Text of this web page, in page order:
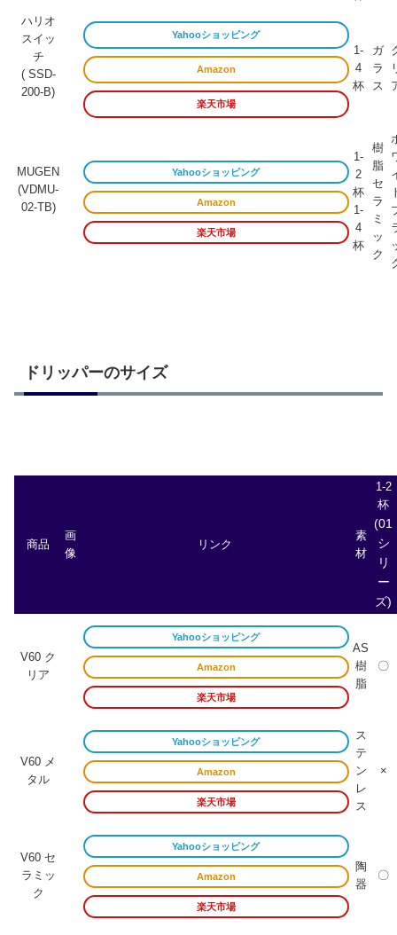
ハリオ
スイッ
チ
( SSD-
200-B)
Yahooショッピング
Amazon
楽天市場
1-
4
杯
ガ
ラ
ス
MUGEN
(VDMU-
02-TB)
Yahooショッピング
Amazon
楽天市場
1-
2
杯
1-
4
杯
樹
脂
セ
ラ
ミ
ッ
ク
ドリッパーのサイズ
商品
画
像
リンク
素
材
1-2
杯
(01
シ
リ
ー
ズ)
V60 ク
リア
Yahooショッピング
Amazon
楽天市場
AS
樹
脂
〇
V60 メ
タル
Yahooショッピング
Amazon
楽天市場
ス
テ
ン
レ
ス
×
V60 セ
ラミッ
ク
Yahooショッピング
Amazon
楽天市場
陶
器
〇